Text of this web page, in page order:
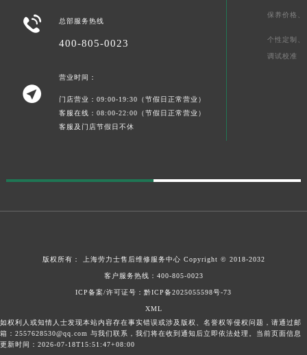
 总部服务热线
400-805-0023

营业时间：
门店营业：09:00-19:30（节假日正常营业）
客服在线：08:00-22:00（节假日正常营业）
客服及门店节假日不休
保养价格、
个性定制、
调试校准
版权所有： 上海劳力士售后维修服务中心 Copyright © 2018-2032
客户服务热线： 400-805-0023
ICP备案/许可证号：黔ICP备2025055598号-73
XML
如权利人或知情人士发现本站内容存在事实错误或涉及版权、名誉权等侵权问题，请通过邮
箱：2557628530@qq.com 与我们联系，我们将在收到通知后立即依法处理。当前页面信息
更新时间：2026-07-18T15:51:47+08:00